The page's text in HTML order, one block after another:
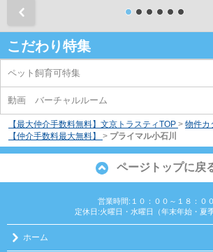
こだわり特集
ペット飼育可特集
動画 バーチャルルーム
【最大仲介手数料無料】文京トラスティTOP > 物件カ
【仲介手数料最大無料】
> プライマル小石川
ページトップに戻
営業時間:１０：００～１８：００
定休日:火曜日・水曜日（年末年始・夏
ホーム